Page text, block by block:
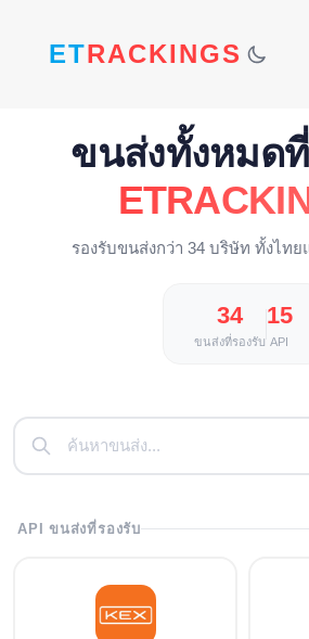
ETRACKINGS
ขนส่งทั้งหมด
รองรับขนส่งกว่า 34 บริษัท ทั้งไทย
34
ขนส่งที่รองรับ
15
API
API ขนส่งที่รองรับ